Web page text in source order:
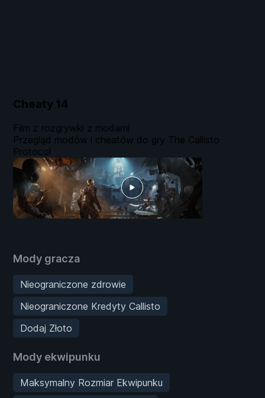
Cheaty 14
Mody gracza
Nieograniczone zdrowie
Nieograniczone Kredyty Callisto
Dodaj Złoto
Mody ekwipunku
Maksymalny Rozmiar Ekwipunku
Film z rozgrywki z modami
Przegląd modów i cheatów do gry The Callisto
Protocol